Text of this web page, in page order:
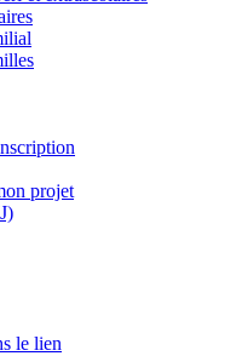
projet
le lien